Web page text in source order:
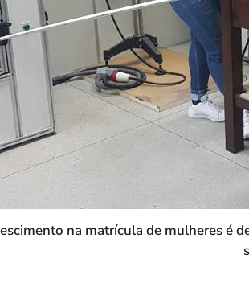
na matrícula de mulheres é